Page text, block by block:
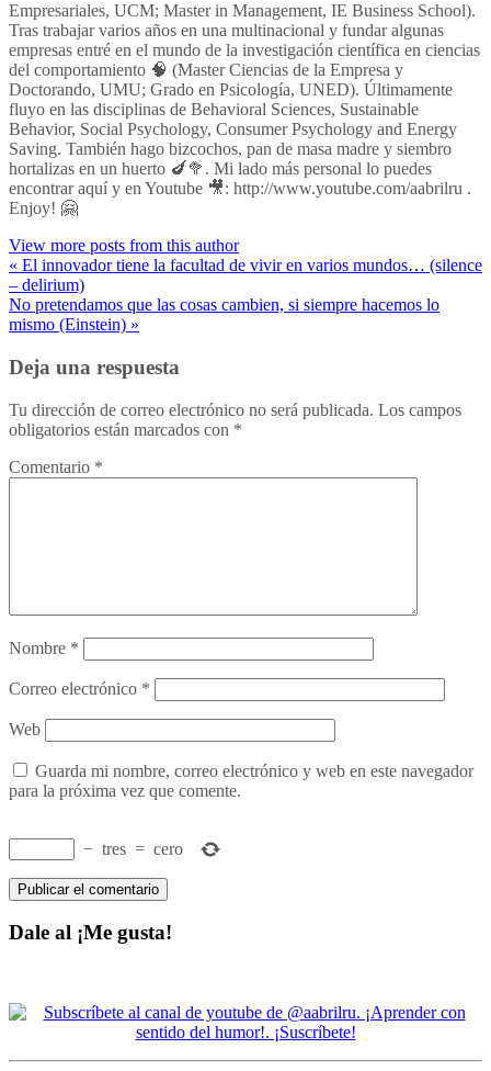
Empresariales, UCM; Master in Management, IE Business School).
Tras trabajar varios años en una multinacional y fundar algunas
empresas entré en el mundo de la investigación científica en ciencias
del comportamiento 🧠 (Master Ciencias de la Empresa y
Doctorando, UMU; Grado en Psicología, UNED). Últimamente
fluyo en las disciplinas de Behavioral Sciences, Sustainable
Behavior, Social Psychology, Consumer Psychology and Energy
Saving. También hago bizcochos, pan de masa madre y siembro
hortalizas en un huerto 🍆🥦. Mi lado más personal lo puedes
encontrar aquí y en Youtube 🎥: http://www.youtube.com/aabrilru .
Enjoy! 🤗
View more posts from this author
« El innovador tiene la facultad de vivir en varios mundos… (silence
– delirium)
No pretendamos que las cosas cambien, si siempre hacemos lo
mismo (Einstein) »
Deja una respuesta
Tu dirección de correo electrónico no será publicada. Los campos
obligatorios están marcados con *
Comentario *
Nombre *
Correo electrónico *
Web
Guarda mi nombre, correo electrónico y web en este navegador
para la próxima vez que comente.
− tres = cero
Dale al ¡Me gusta!